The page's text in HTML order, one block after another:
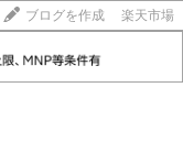
ブログを作成 楽天市場